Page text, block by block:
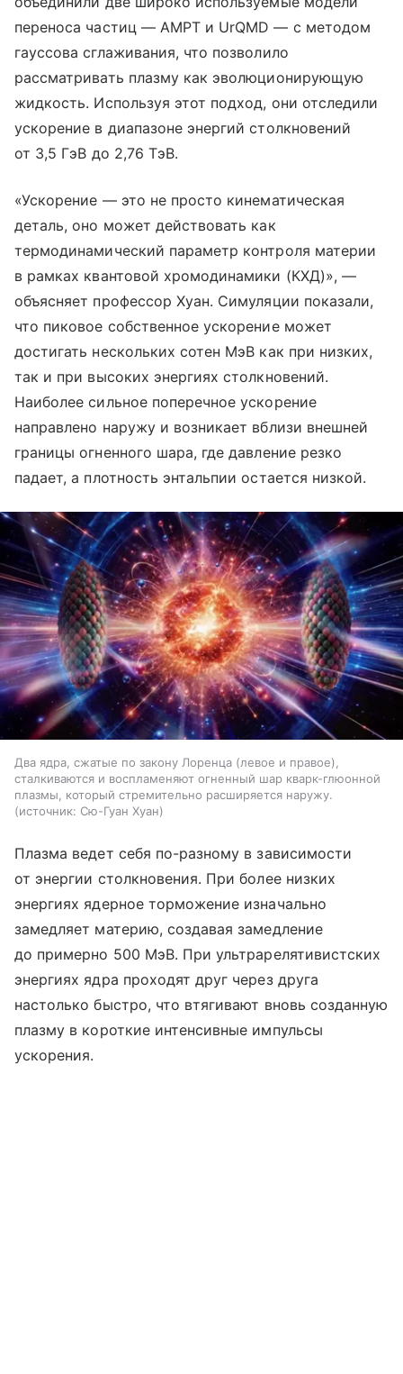
переноса частиц — AMPT и UrQMD — с методом
гауссова сглаживания, что позволило
рассматривать плазму как эволюционирующую
жидкость. Используя этот подход, они отследили
ускорение в диапазоне энергий столкновений
от 3,5 ГэВ до 2,76 ТэВ.
«Ускорение — это не просто кинематическая
деталь, оно может действовать как
термодинамический параметр контроля материи
в рамках квантовой хромодинамики (КХД)», —
объясняет профессор Хуан. Симуляции показали,
что пиковое собственное ускорение может
достигать нескольких сотен МэВ как при низких,
так и при высоких энергиях столкновений.
Наиболее сильное поперечное ускорение
направлено наружу и возникает вблизи внешней
границы огненного шара, где давление резко
падает, а плотность энтальпии остается низкой.
Два ядра, сжатые по закону Лоренца (левое и правое),
сталкиваются и воспламеняют огненный шар кварк-глюонной
плазмы, который стремительно расширяется наружу.
источник: Сю-Гуан Хуан
Плазма ведет себя по-разному в зависимости
от энергии столкновения. При более низких
энергиях ядерное торможение изначально
замедляет материю, создавая замедление
до примерно 500 МэВ. При ультрарелятивистских
энергиях ядра проходят друг через друга
настолько быстро, что втягивают вновь созданную
плазму в короткие интенсивные импульсы
ускорения.